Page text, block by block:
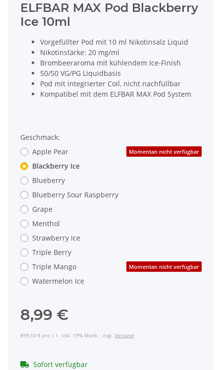
ELFBAR MAX Pod Blackberry
Ice 10ml
Vorgefüllter Pod mit 10 ml Nikotinsalz Liquid
Nikotinstärke: 20 mg/ml
Brombeeraroma mit kühlendem Ice-Finish
50/50 VG/PG Liquidbasis
Pod mit integrierter Coil, nicht nachfüllbar
Kompatibel mit dem ELFBAR MAX Pod System
Geschmack:
Apple Pear
Momentan nicht verfügbar
Blackberry Ice
Blueberry
Blueberry Sour Raspberry
Grape
Menthol
Strawberry Ice
Triple Berry
Triple Mango
Momentan nicht verfügbar
Watermelon Ice
8,99 €
899,10 € pro 1 l inkl. 19% MwSt. , zzgl. Versand
Sofort verfügbar